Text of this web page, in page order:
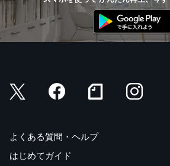
よくある質問・ヘルプ
はじめてガイド